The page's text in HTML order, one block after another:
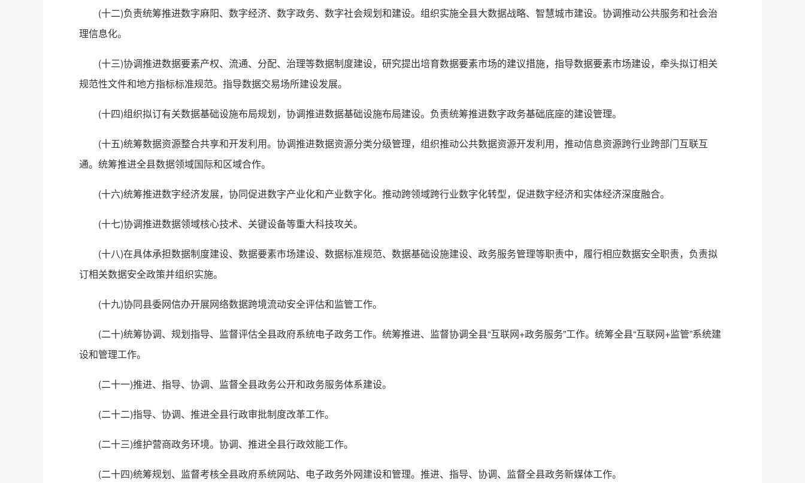
(十二)负责统筹推进数字麻阳、数字经济、数字政务、数字社会规划和建设。组织实施全县大数据战略、智慧城市建设。协调推动公共服务和社会治
理信息化。
(十三)协调推进数据要素产权、流通、分配、治理等数据制度建设，研究提出培育数据要素市场的建议措施，指导数据要素市场建设，牵头拟订相关
规范性文件和地方指标标准规范。指导数据交易场所建设发展。
(十四)组织拟订有关数据基础设施布局规划，协调推进数据基础设施布局建设。负责统筹推进数字政务基础底座的建设管理。
(十五)统筹数据资源整合共享和开发利用。协调推进数据资源分类分级管理，组织推动公共数据资源开发利用，推动信息资源跨行业跨部门互联互
通。统筹推进全县数据领域国际和区域合作。
(十六)统筹推进数字经济发展，协同促进数字产业化和产业数字化。推动跨领域跨行业数字化转型，促进数字经济和实体经济深度融合。
(十七)协调推进数据领域核心技术、关键设备等重大科技攻关。
(十八)在具体承担数据制度建设、数据要素市场建设、数据标准规范、数据基础设施建设、政务服务管理等职责中，履行相应数据安全职责，负责拟
订相关数据安全政策并组织实施。
(十九)协同县委网信办开展网络数据跨境流动安全评估和监管工作。
(二十)统筹协调、规划指导、监督评估全县政府系统电子政务工作。统筹推进、监督协调全县“互联网+政务服务”工作。统筹全县“互联网+监管”系统建
设和管理工作。
(二十一)推进、指导、协调、监督全县政务公开和政务服务体系建设。
(二十二)指导、协调、推进全县行政审批制度改革工作。
(二十三)维护营商政务环境。协调、推进全县行政效能工作。
(二十四)统筹规划、监督考核全县政府系统网站、电子政务外网建设和管理。推进、指导、协调、监督全县政务新媒体工作。